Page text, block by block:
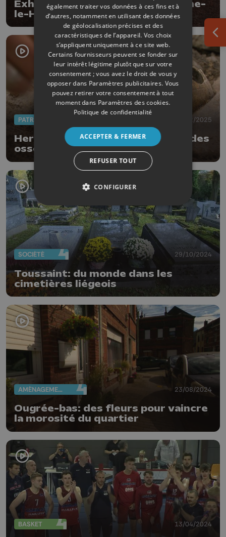
Exhumation de 14 caveaux à Fexhe-
le-Haut-Clocher
PATRIMOINE 04/02/2025
Herstal : des tombes profanées, des
ossements volés !
SOCIÉTÉ 29/10/2024
Toussaint: du monde dans les
cimetières liégeois
AMÉNAGEMENT DU TERRITOIRE 23/08/2024
Ougrée-bas: des fleurs pour vaincre
la morosité du quartier
BASKET 13/04/2024
également traiter vos données à ces fins et à
d’autres, notamment en utilisant des données
de géolocalisation précises et des
caractéristiques de l’appareil. Vos choix
s’appliquent uniquement à ce site web.
Certains fournisseurs peuvent se fonder sur
leur intérêt légitime plutôt que sur votre
consentement ; vous avez le droit de vous y
opposer dans Paramètres publicitaires. Vous
pouvez retirer votre consentement à tout
moment dans Paramètres des cookies.
Politique de confidentialité
ACCEPTER & FERMER
REFUSER TOUT
CONFIGURER